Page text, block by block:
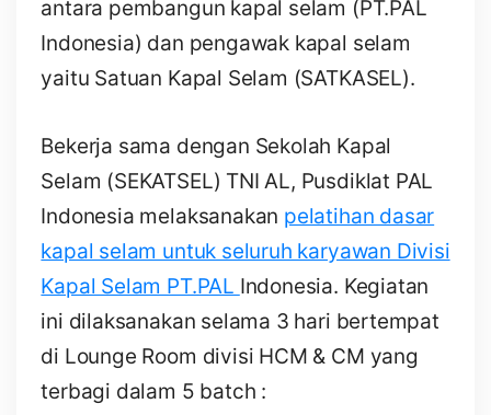
antara pembangun kapal selam (PT.PAL
Indonesia) dan pengawak kapal selam
yaitu Satuan Kapal Selam (SATKASEL).
Bekerja sama dengan Sekolah Kapal
Selam (SEKATSEL) TNI AL, Pusdiklat PAL
Indonesia melaksanakan pelatihan dasar
kapal selam untuk seluruh karyawan Divisi
Kapal Selam PT.PAL Indonesia. Kegiatan
ini dilaksanakan selama 3 hari bertempat
di Lounge Room divisi HCM & CM yang
terbagi dalam 5 batch :